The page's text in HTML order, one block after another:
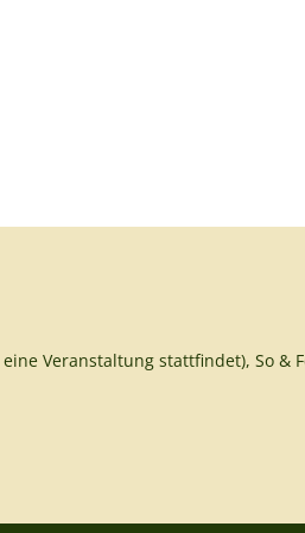
Veranstaltung stattfindet), So &